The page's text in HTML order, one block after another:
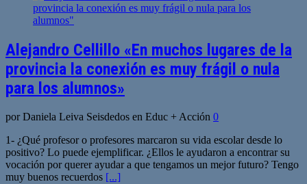
Alejandro Cellillo «En muchos lugares de la
provincia la conexión es muy frágil o nula
para los alumnos»
por Daniela Leiva Seisdedos en Educ + Acción 0
1- ¿Qué profesor o profesores marcaron su vida escolar desde lo
positivo? Lo puede ejemplificar. ¿Ellos le ayudaron a encontrar su
vocación por querer ayudar a que tengamos un mejor futuro? Tengo
muy buenos recuerdos [...]